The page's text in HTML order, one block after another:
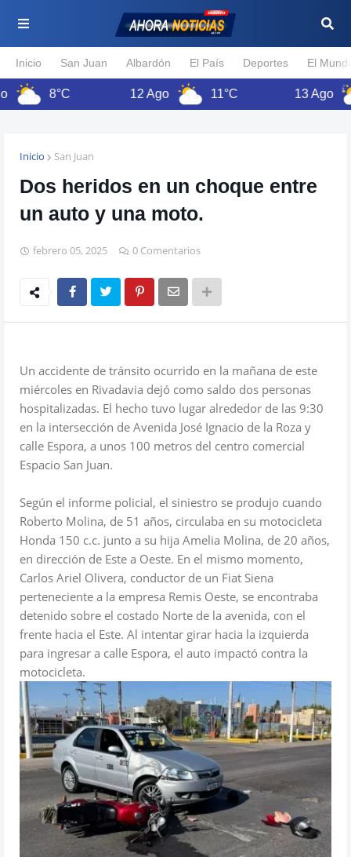
Inicio San Juan Albardón El País Deportes El
8°C 12 Ago 11°C 13 Ago
Inicio San Juan
Dos heridos en un choque entre
un auto y una moto.
febrero 05, 2025 0 Comentarios
Un accidente de tránsito ocurrido en la mañana de este
miércoles en Rivadavia dejó como saldo dos personas
hospitalizadas. El hecho tuvo lugar alrededor de las 9:30
en la intersección de Avenida José Ignacio de la Roza y
calle Espora, a unos 100 metros del centro comercial
Espacio San Juan.
Según el informe policial, el siniestro se produjo cuando
Roberto Molina, de 51 años, circulaba en su motocicleta
Honda 150 c.c. junto a su hija Amelia Molina, de 20 años,
en dirección de Este a Oeste. En el mismo momento,
Carlos Ariel Olivera, conductor de un Fiat Siena
perteneciente a la empresa Remis Oeste, se encontraba
detenido sobre el costado Norte de la avenida, con el
frente hacia el Este. Al intentar girar hacia la izquierda
para ingresar a calle Espora, el auto impactó contra la
motocicleta.